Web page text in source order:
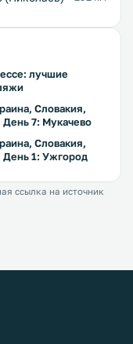
лучшие
Словакия,
7: Мукачево
Словакия,
1: Ужгород
ссылка на источник